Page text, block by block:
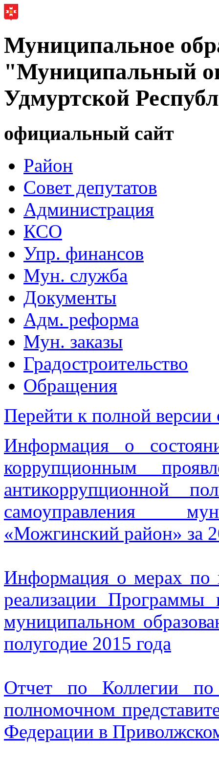
Муниципальное
"Муниципальный
Удмуртской
официальный сайт
Район
Совет депутатов
Администрация
КСО
Упр. финансов
Мун. служба
Документы
Адм. реформа
Мун. заказы
Градостроительство
Обращения
Перейти к полной версии
Информация о
коррупционным
антикоррупционной
самоуправления
«Можгинский район» за
Информация о мерах по
реализации Программы
муниципальном
полугодие 2015 года
Отчет по Коллегии по
полномочном
Федерации в